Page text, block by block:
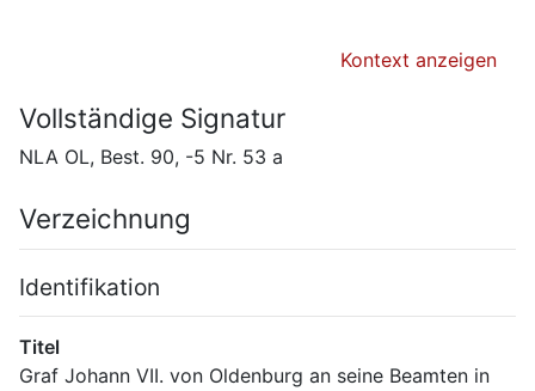
Kontext anzeigen
Vollständige Signatur
NLA OL, Best. 90, -5 Nr. 53 a
Verzeichnung
Identifikation
Titel
Graf Johann VII. von Oldenburg an seine Beamten in